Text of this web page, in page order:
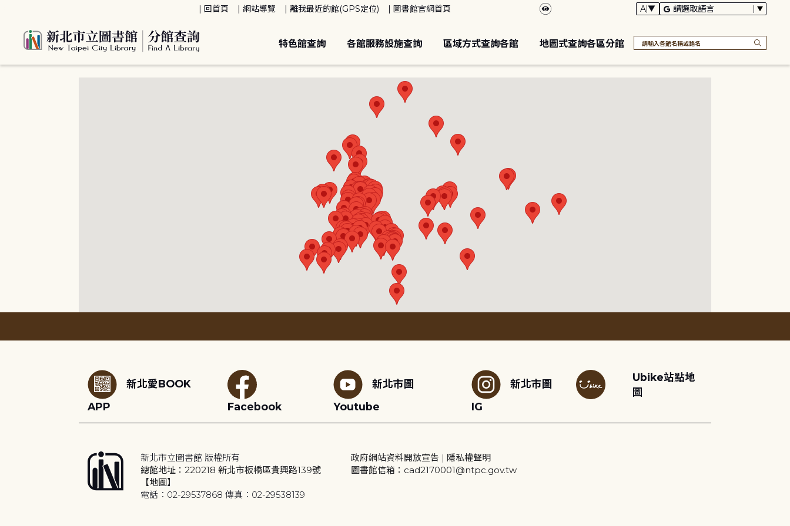
回首頁 網站導覽 離我最近的館(GPS定位) 圖書館官網首頁
特色館查詢 各館服務設施查詢 區域方式查詢各館 地圖式查詢各區分館
新北愛BOOK
APP
Facebook
新北市圖
Youtube
新北市圖
IG
Ubike站點地
圖
新北市立圖書館 版權所有
總館地址：220218 新北市板橋區貴興路139號
【地圖】
電話：02-29537868 傳真：02-29538139
政府網站資料開放宣告 | 隱私權聲明
圖書館信箱：cad2170001@ntpc.gov.tw